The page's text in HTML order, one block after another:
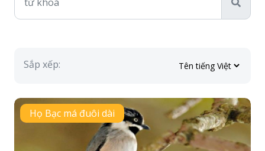
Sắp xếp:
Họ Bạc má đuôi dài